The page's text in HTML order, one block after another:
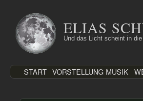
Inhalt
springen
ELIAS
Und das Licht scheint in
START VORSTELLUNG MUSIK